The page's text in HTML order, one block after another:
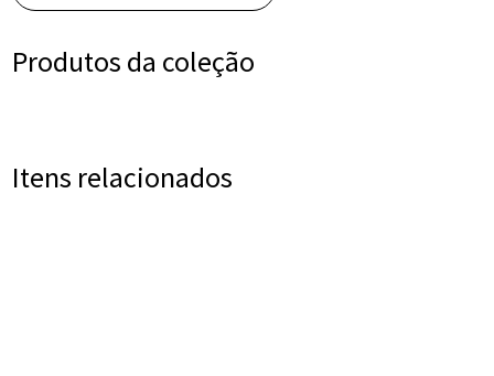
Produtos da coleção
Itens relacionados